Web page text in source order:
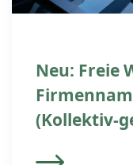
Neu: Freie
(Kollektiv-